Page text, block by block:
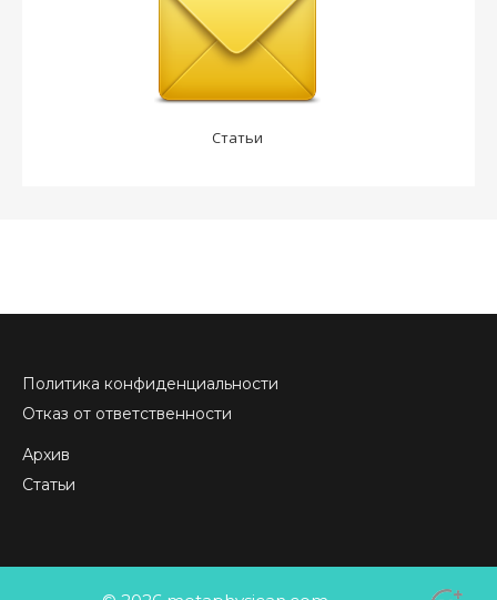
Статьи
Политика конфиденциальности
Отказ от ответственности
Архив
Статьи